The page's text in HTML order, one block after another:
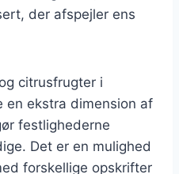
der afspejler ens
citrusfrugter i
en ekstra dimension af
festlighederne
Det er en mulighed
forskellige opskrifter